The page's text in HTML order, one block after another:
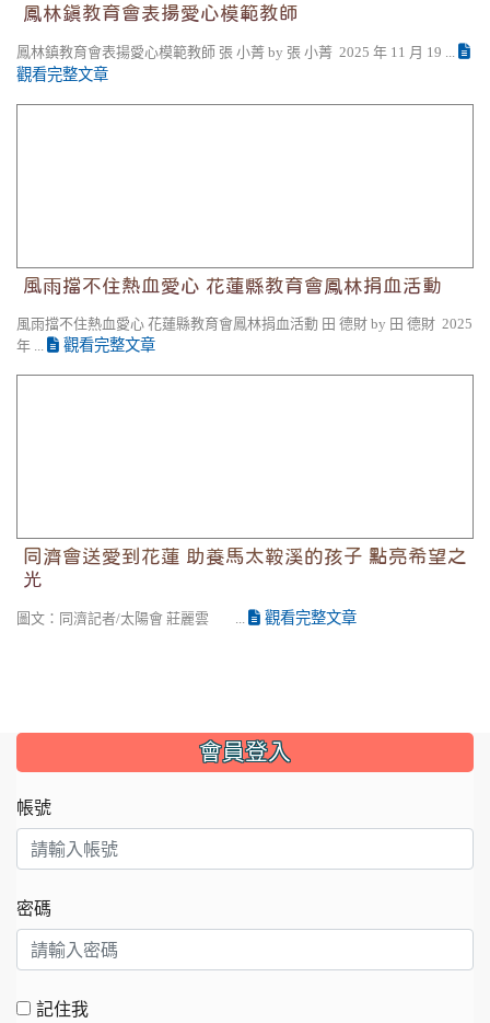
鳳林鎮教育會表揚愛心模範教師
鳳林鎮教育會表揚愛心模範教師 張 小菁 by 張 小菁 2025 年 11 月 19 ...
觀看完整文章
風雨擋不住熱血愛心 花蓮縣教育會鳳林捐血活動
風雨擋不住熱血愛心 花蓮縣教育會鳳林捐血活動 田 德財 by 田 德財 2025
年 ...
觀看完整文章
同濟會送愛到花蓮 助養馬太鞍溪的孩子 點亮希望之
光
圖文：同濟記者/太陽會 莊麗雲 ... 觀看完整文章
會員登入
帳號
密碼
記住我